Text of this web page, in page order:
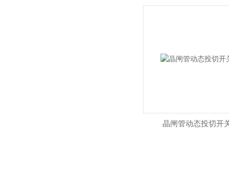
晶闸管动态投切开